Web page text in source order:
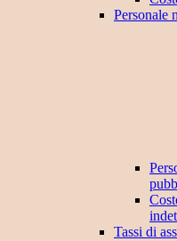
Personale
Tassi di